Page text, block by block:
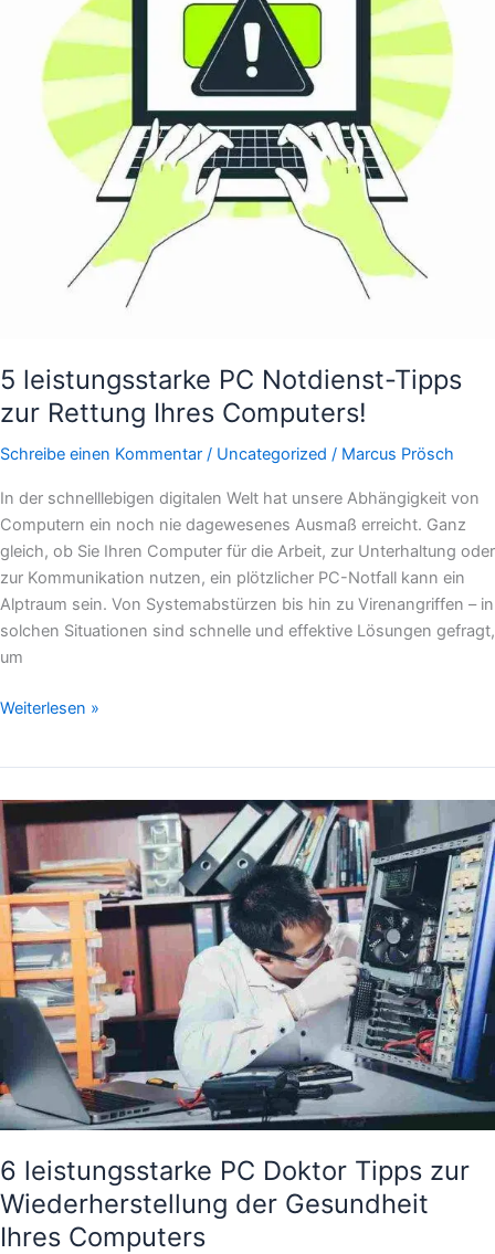
5 leistungsstarke PC Notdienst-Tipps
zur Rettung Ihres Computers!
Schreibe einen Kommentar / Uncategorized / Marcus Prösch
In der schnelllebigen digitalen Welt hat unsere Abhängigkeit von
Computern ein noch nie dagewesenes Ausmaß erreicht. Ganz
gleich, ob Sie Ihren Computer für die Arbeit, zur Unterhaltung oder
zur Kommunikation nutzen, ein plötzlicher PC-Notfall kann ein
Alptraum sein. Von Systemabstürzen bis hin zu Virenangriffen – in
solchen Situationen sind schnelle und effektive Lösungen gefragt,
um
Computers!
Weiterlesen »
6 leistungsstarke PC Doktor Tipps zur
Wiederherstellung der Gesundheit
Ihres Computers
6
leistungsstarke
PC
Doktor
Tipps
zur
Wiederherstellung
der
Gesundheit
Computers